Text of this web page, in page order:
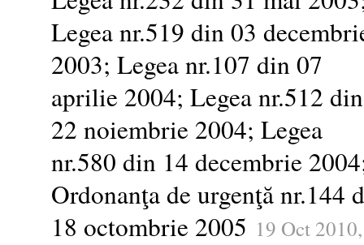
Legea nr.519 din 03
2003; Legea nr.107 din 07
aprilie 2004; Legea nr.512 din
22 noiembrie 2004; Legea
nr.580 din 14 decembrie
Ordonanţa de urgenţă nr.144
18 octombrie 2005 19 Oct 2010,